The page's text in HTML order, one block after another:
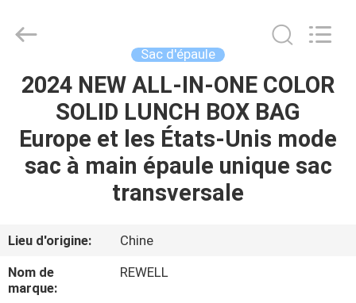
MAISON
PRODUITS
DE
NOUS
Rights
Reserved.
Sac d'épaule
2024 NEW ALL-IN-ONE COLOR
SOLID LUNCH BOX BAG
Europe et les États-Unis mode
sac à main épaule unique sac
transversale
Lieu d'origine:
Chine
Nom de
marque:
REWELL